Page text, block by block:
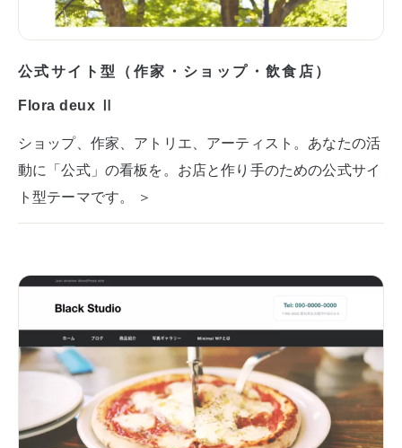
公式サイト型（作家・ショップ・飲食店）
Flora deux Ⅱ
ショップ、作家、アトリエ、アーティスト。あなたの活
動に「公式」の看板を。お店と作り手のための公式サイ
ト型テーマです。 ＞